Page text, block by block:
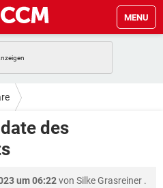
MENU
IOS
INSTAGRAM
IOS
TIKTOK
STREAMING
des
um 06:22von Silke Grasreiner .